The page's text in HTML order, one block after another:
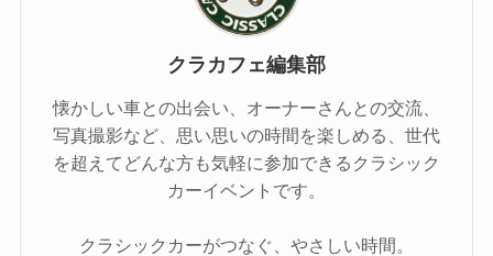
クラカフェ編集部
懐かしい車との出会い、オーナーさんとの交流、
写真撮影など、思い思いの時間を楽しめる、世代
を超えてどんな方も気軽に参加できるクラシック
カーイベントです。
クラシックカーがつなぐ、やさしい時間。